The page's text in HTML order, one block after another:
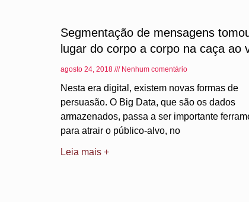
Segmentação de mensagens
lugar do corpo a corpo na caça ao
agosto 24, 2018 Nenhum comentário
Nesta era digital, existem novas formas de
persuasão. O Big Data, que são os dados
armazenados, passa a ser importante
para atrair o público-alvo, no
Leia mais +